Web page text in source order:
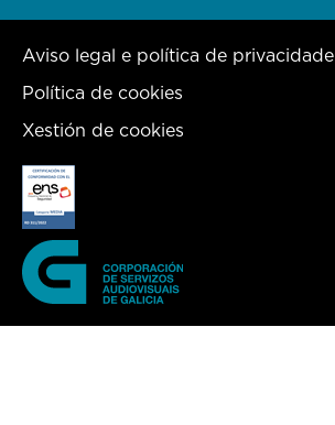
Aviso legal e política de privacidade
Política de cookies
Xestión de cookies